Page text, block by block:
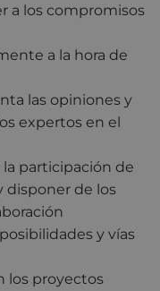
a los compromisos
a la hora de
las opiniones y
expertos en el
participación de
disponer de los
y vías
los proyectos